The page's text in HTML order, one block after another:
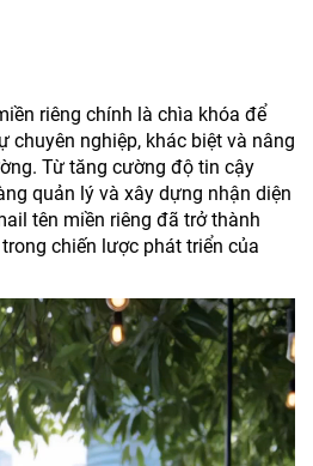
riêng chính là chìa khóa để
chuyên nghiệp, khác biệt và nâng
Từ tăng cường độ tin cậy
quản lý và xây dựng nhận diện
tên miền riêng đã trở thành
chiến lược phát triển của